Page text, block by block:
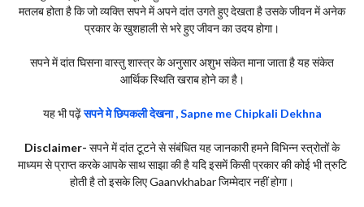
मतलब होता है कि जो व्यक्ति सपने में अपने दांत उगते हुए देखता है उसके जीवन में अनेक
प्रकार के खुशहाली से भरे हुए जीवन का उदय होगा।
सपने में दांत घिसना वास्तु शास्त्र के अनुसार अशुभ संकेत माना जाता है यह संकेत
आर्थिक स्थिति खराब होने का है।
यह भी पढ़ेंसपने मे छिपकली देखना , Sapne me Chipkali Dekhna
Disclaimer- सपने में दांत टूटने से संबंधित यह जानकारी हमने विभिन्न स्त्रोतों के
माध्यम से प्राप्त करके आपके साथ साझा की है यदि इसमें किसी प्रकार की कोई भी त्रुटि
होती है तो इसके लिए Gaanvkhabar जिम्मेदार नहीं होगा।